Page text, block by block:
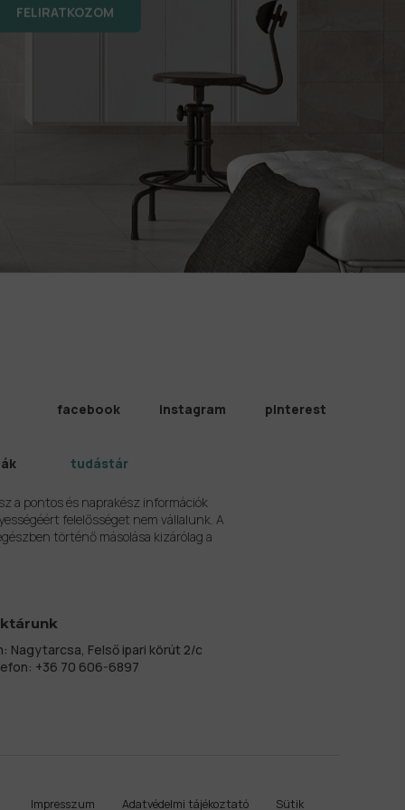
FELIRATKOZOM
facebook instagram pinterest
tudástár
a pontos és naprakész információk
felelősséget nem vállalunk. A
történő másolása kizárólag a
Nagytarcsa, Felső ipari körút 2/c
+36 70 606-6897
Impresszum Adatvédelmi tájékoztató Sütik